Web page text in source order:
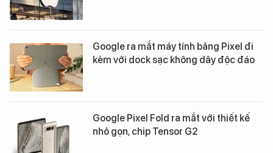
Google ra mắt máy tính bảng Pixel đi
kèm với dock sạc không dây độc đáo
Google Pixel Fold ra mắt với thiết kế
nhỏ gọn, chip Tensor G2